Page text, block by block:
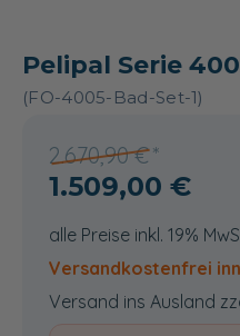
Pelipal Serie
(FO-4005-Bad-Set-1)
2.670,90 €
1.509,00 €
alle Preise inkl. 19%
Versandkostenfrei
Versand ins Ausland